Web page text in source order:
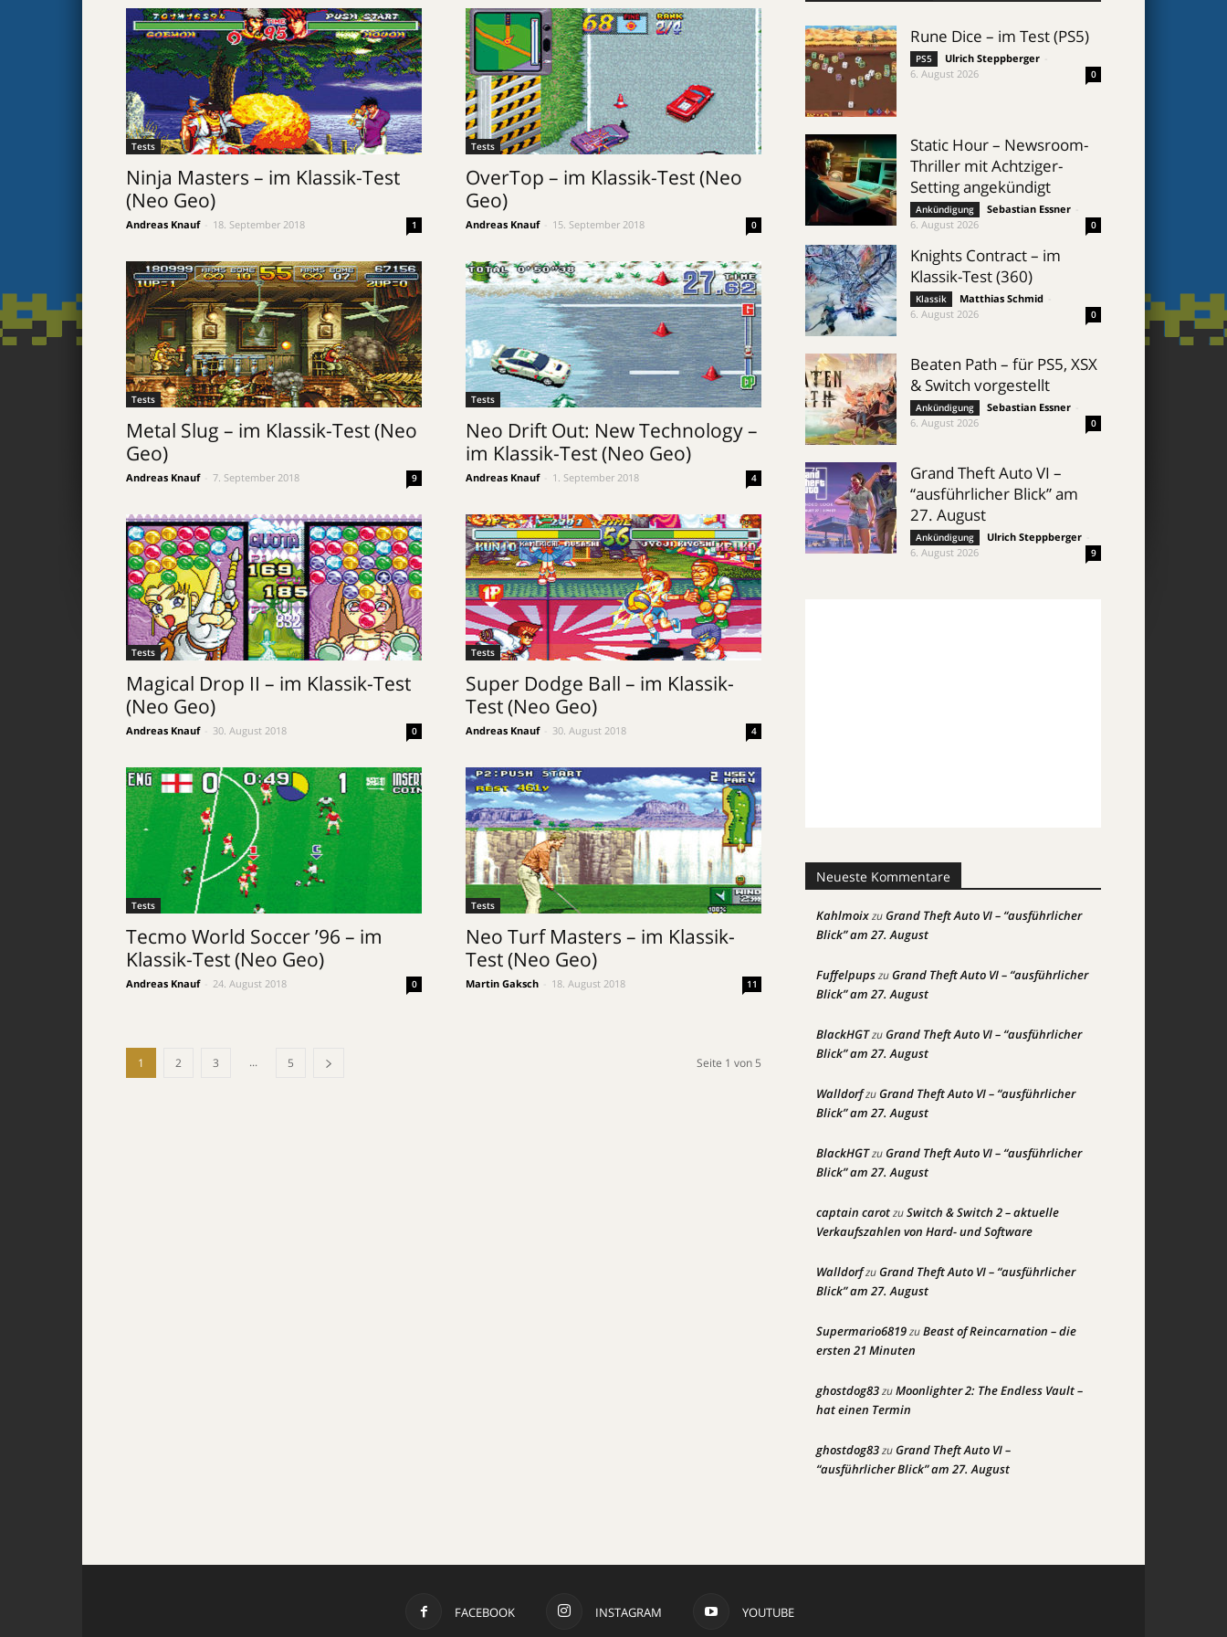
Tests
Ninja Masters – im Klassik-Test
(Neo Geo)
Andreas Knauf 18. September 2018 1
Tests
OverTop – im Klassik-Test (Neo
Geo)
Andreas Knauf 15. September 2018 0
Tests
Metal Slug – im Klassik-Test (Neo
Geo)
Andreas Knauf 7. September 2018 9
Tests
Neo Drift Out: New Technology –
im Klassik-Test (Neo Geo)
Andreas Knauf 1. September 2018 4
Tests
Magical Drop II – im Klassik-Test
(Neo Geo)
Andreas Knauf 30. August 2018 0
Tests
Super Dodge Ball – im Klassik-
Test (Neo Geo)
Andreas Knauf 30. August 2018 4
Tests
Tecmo World Soccer ’96 – im
Klassik-Test (Neo Geo)
Andreas Knauf 24. August 2018 0
Tests
Neo Turf Masters – im Klassik-
Test (Neo Geo)
Martin Gaksch 18. August 2018 11
1 2 3 ... 5 Seite 1 von 5
Rune Dice – im Test (PS5)
PS5 Ulrich Steppberger
6. August 2026
0
Static Hour – Newsroom-
Thriller mit Achtziger-
Setting angekündigt
Ankündigung Sebastian Essner
6. August 2026
0
Knights Contract – im
Klassik-Test (360)
Klassik Matthias Schmid
6. August 2026
0
Beaten Path – für PS5, XSX
& Switch vorgestellt
Ankündigung Sebastian Essner
6. August 2026
0
Grand Theft Auto VI –
“ausführlicher Blick” am
27. August
Ankündigung Ulrich Steppberger
6. August 2026
9
Neueste Kommentare
KahlmoixzuGrand Theft Auto VI – “ausführlicher
Blick” am 27. August
FuffelpupszuGrand Theft Auto VI – “ausführlicher
Blick” am 27. August
BlackHGTzuGrand Theft Auto VI – “ausführlicher
Blick” am 27. August
WalldorfzuGrand Theft Auto VI – “ausführlicher
Blick” am 27. August
BlackHGTzuGrand Theft Auto VI – “ausführlicher
Blick” am 27. August
captain carotzuSwitch & Switch 2 – aktuelle
Verkaufszahlen von Hard- und Software
WalldorfzuGrand Theft Auto VI – “ausführlicher
Blick” am 27. August
Supermario6819zuBeast of Reincarnation – die
ersten 21 Minuten
ghostdog83zuMoonlighter 2: The Endless Vault –
hat einen Termin
ghostdog83zuGrand Theft Auto VI –
“ausführlicher Blick” am 27. August
FACEBOOK INSTAGRAM YOUTUBE